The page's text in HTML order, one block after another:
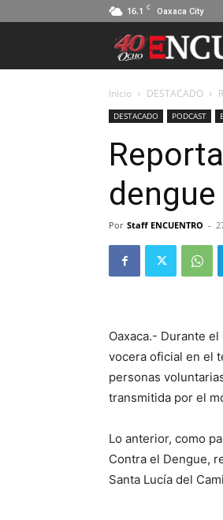
16.1 C Oaxaca City
Inicio DESTACADO
DESTACADO PODCAST
Por Staff ENCUENTRO -
Oaxaca.- Durante
vocera oficial en el
personas
transmitida por el
Lo anterior, como
Contra el Dengue,
Santa Lucía del